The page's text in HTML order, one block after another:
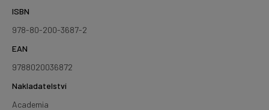
ISBN
978-80-200-3687-2
EAN
9788020036872
Nakladatelství
Academia